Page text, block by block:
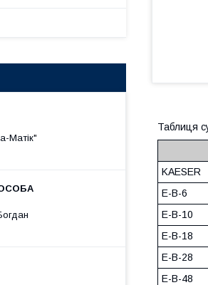
Таблиця
KAESER
E-B-6
E-B-10
E-B-18
E-B-28
E-B-48
Матік"